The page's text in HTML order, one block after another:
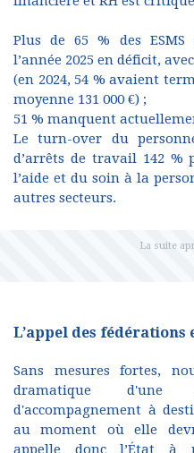
Plus de 65 % des
l’année 2025 en déficit,
(en 2024, 54 % avaient
moyenne 131 000 €) ;
51 % manquent
Le turn-over du
d’arrêts de travail 142 %
l’aide et du soin à la
autres secteurs.
L’appel des fédérations
Sans mesures fortes,
dramatique
d'accompagnement à
au moment où elle
appelle donc l’État à